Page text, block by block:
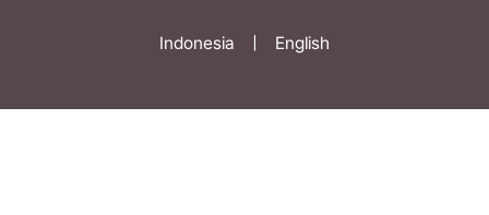
Indonesia English